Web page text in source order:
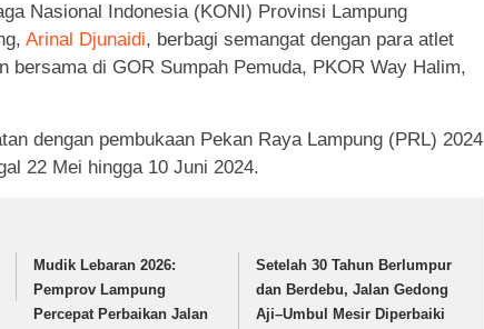
Nasional Indonesia (KONI) Provinsi Lampung
Arinal Djunaidi, berbagi semangat dengan para atlet
bersama di GOR Sumpah Pemuda, PKOR Way Halim,
dengan pembukaan Pekan Raya Lampung (PRL) 2024
22 Mei hingga 10 Juni 2024.
Mudik Lebaran 2026:
Pemprov Lampung
Percepat Perbaikan Jalan
Setelah 30 Tahun Berlumpur
dan Berdebu, Jalan Gedong
Aji–Umbul Mesir Diperbaiki